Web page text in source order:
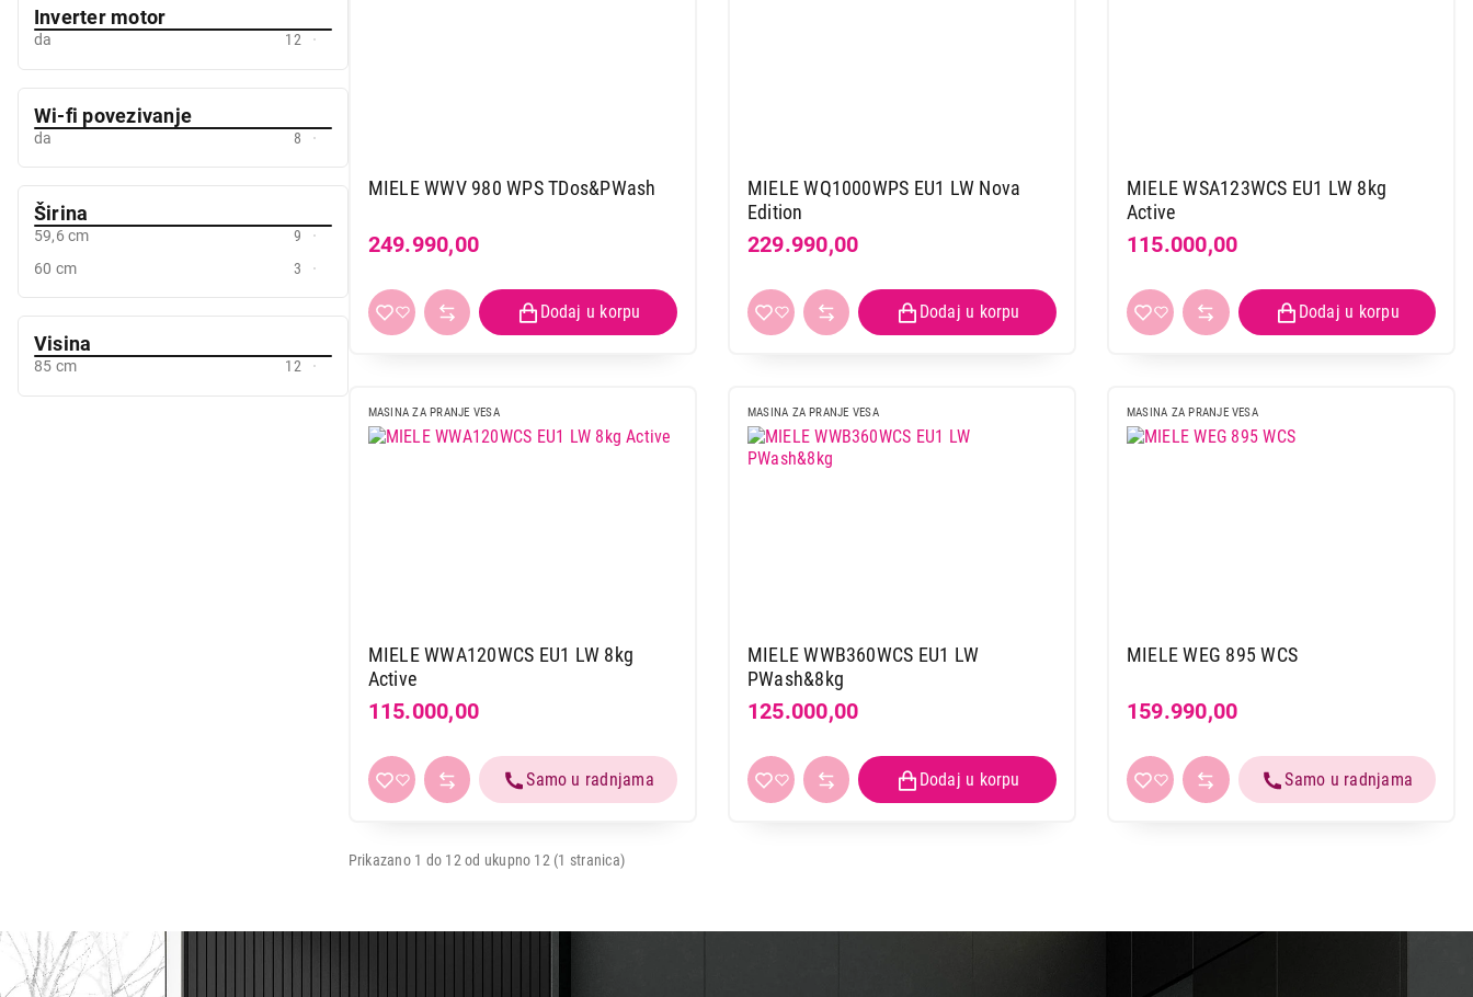
Inverter motor
da 12
Wi-fi povezivanje
da 8
Širina
59,6 cm
9
60 cm
3
Visina
85 cm 12
MIELE WWV 980 WPS TDos&PWash
249.990,00
MIELE WQ1000WPS EU1 LW Nova
Edition
229.990,00
MIELE WSA123WCS EU1 LW 8kg
Active
115.000,00
MASINA ZA PRANJE VESA
MIELE WWA120WCS EU1 LW 8kg
Active
115.000,00
MASINA ZA PRANJE VESA
MIELE WWB360WCS EU1 LW
PWash&8kg
125.000,00
MASINA ZA PRANJE VESA
MIELE WEG 895 WCS
159.990,00
Prikazano 1 do 12 od ukupno 12 (1 stranica)
Proizvod je dodat u korpu.
Nastavi kupovinu Završi kupovinu